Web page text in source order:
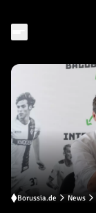
Borussia.de News